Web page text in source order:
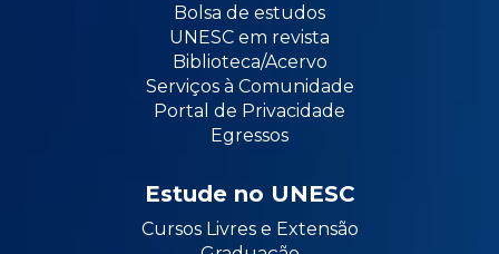
Bolsa de estudos
UNESC em revista
Biblioteca/Acervo
Serviços à Comunidade
Portal de Privacidade
Egressos
Estude no UNESC
Cursos Livres e Extensão